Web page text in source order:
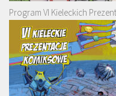
Program VI Kieleckich